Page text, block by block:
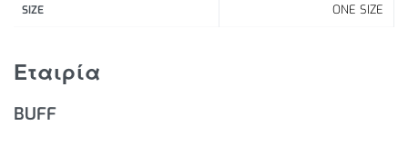
SIZE ONE SIZE
Εταιρία
BUFF